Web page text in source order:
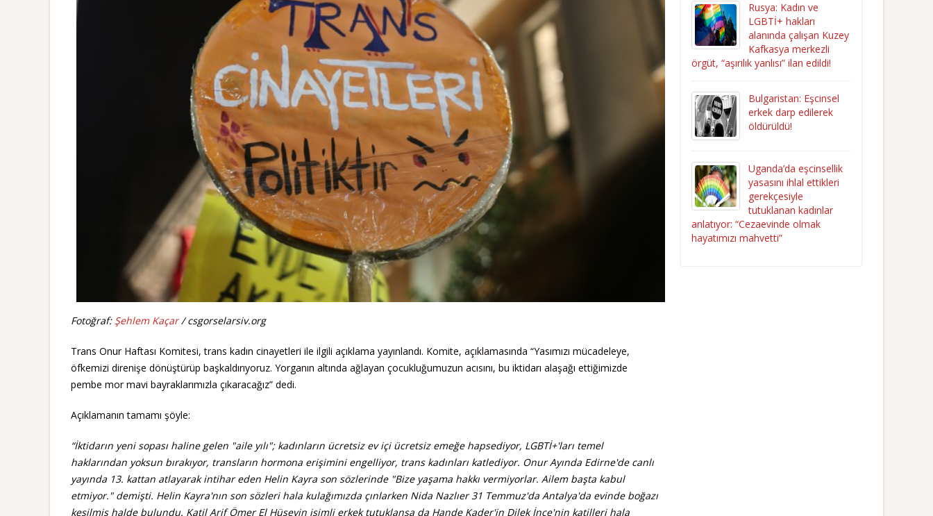
Fotoğraf: Şehlem Kaçar/ csgorselarsiv.org
Trans Onur Haftası Komitesi, trans kadın cinayetleri ile ilgili açıklama yayınlandı. Komite, açıklamasında “Yasımızı mücadeleye,
öfkemizi direnişe dönüştürüp başkaldırıyoruz. Yorganın altında ağlayan çocukluğumuzun acısını, bu iktidarı alaşağı ettiğimizde
pembe mor mavi bayraklarımızla çıkaracağız” dedi.
Açıklamanın tamamı şöyle:
“İktidarın yeni sopası haline gelen "aile yılı"; kadınların ücretsiz ev içi ücretsiz emeğe hapsediyor, LGBTİ+'ları temel
haklarından yoksun bırakıyor, transların hormona erişimini engelliyor, trans kadınları katlediyor. Onur Ayında Edirne'de canlı
yayında 13. kattan atlayarak intihar eden Helin Kayra son sözlerinde "Bize yaşama hakkı vermiyorlar. Ailem başta kabul
etmiyor." demişti. Helin Kayra'nın son sözleri hala kulağımızda çınlarken Nida Nazlıer 31 Temmuz'da Antalya'da evinde boğazı
kesilmiş halde bulundu. Katil Arif Ömer El Hüseyin isimli erkek tutuklansa da Hande Kader'in Dilek İnce'nin katilleri hala
Rusya: Kadın ve
LGBTİ+ hakları
alanında çalışan Kuzey
Kafkasya merkezli
örgüt, “aşırılık yanlısı” ilan edildi!
Bulgaristan: Eşcinsel
erkek darp edilerek
öldürüldü!
Uganda’da eşcinsellik
yasasını ihlal ettikleri
gerekçesiyle
tutuklanan kadınlar
anlatıyor: “Cezaevinde olmak
hayatımızı mahvetti”